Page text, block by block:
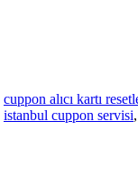
cuppon alıcı kartı
istanbul cuppon servisi,